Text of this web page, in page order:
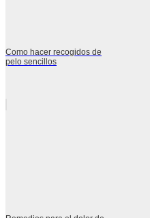
Como hacer recogidos de
pelo sencillos